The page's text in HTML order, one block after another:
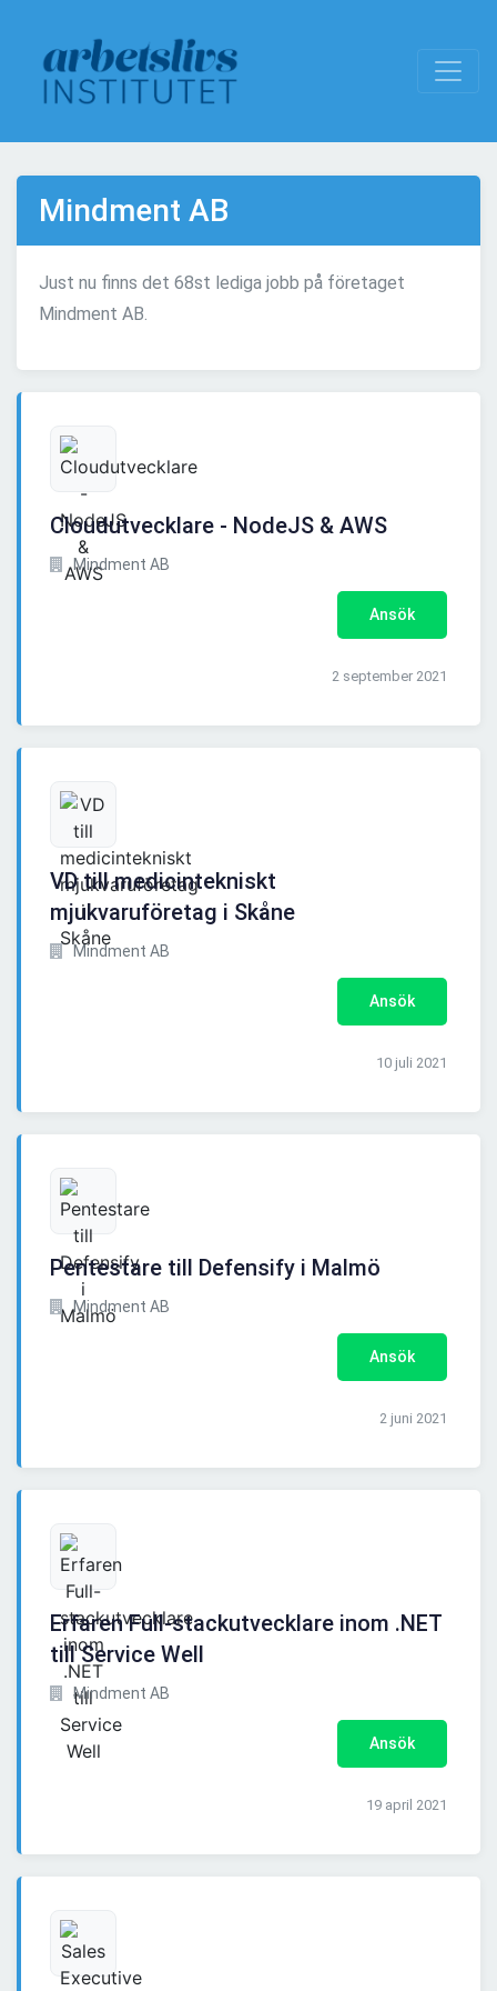
Mindment AB
Just nu finns det 68st lediga jobb på företaget
Mindment AB.
Cloudutvecklare - NodeJS & AWS
Mindment AB
Ansök
2 september 2021
VD till medicintekniskt
mjukvaruföretag i Skåne
Mindment AB
Ansök
10 juli 2021
Pentestare till Defensify i Malmö
Mindment AB
Ansök
2 juni 2021
Erfaren Full-stackutvecklare inom .NET
till Service Well
Mindment AB
Ansök
19 april 2021